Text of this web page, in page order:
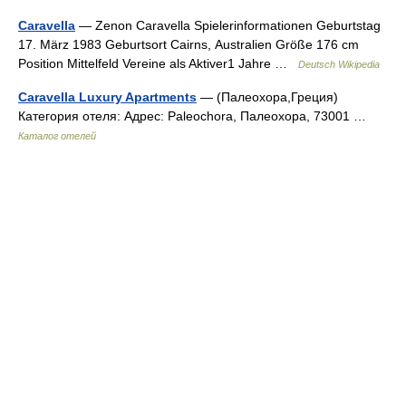
Caravella — Zenon Caravella Spielerinformationen Geburtstag
17. März 1983 Geburtsort Cairns, Australien Größe 176 cm
Position Mittelfeld Vereine als Aktiver1 Jahre …
Deutsch Wikipedia
Caravella Luxury Apartments — (Палеохора,Греция)
Категория отеля: Адрес: Paleochora, Палеохора, 73001 …
Каталог отелей